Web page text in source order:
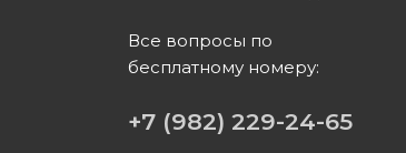
Все вопросы по
бесплатному номеру:
+7 (982) 229-24-65